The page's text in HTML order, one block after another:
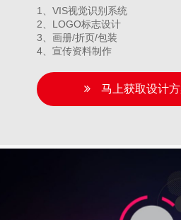
1、VIS视觉识别系统
2、LOGO标志设计
3、画册/折页/包装
4、宣传资料制作
马上获取设计